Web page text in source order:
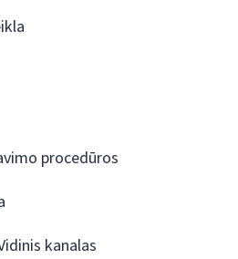
procedūros
kanalas